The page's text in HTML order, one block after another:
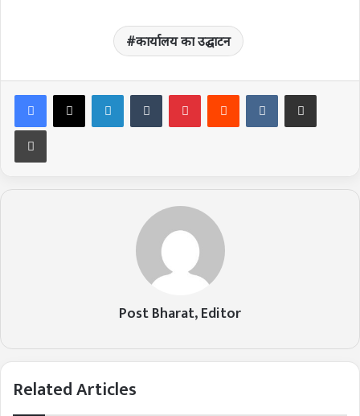
कार्यालय का उद्घाटन
LinkedInTumblrPinterestRedditVKontakte
Share via Email
Print
Post Bharat, Editor
Related Articles